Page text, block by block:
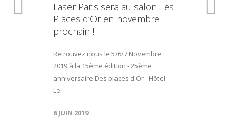
Laser Paris sera au salon Les
Places d’Or en novembre
prochain !
Retrouvez nous le 5/6/7 Novembre
2019 à la 15ème édition - 25ème
anniversaire Des places d'Or - Hôtel
Le…
6 JUIN 2019